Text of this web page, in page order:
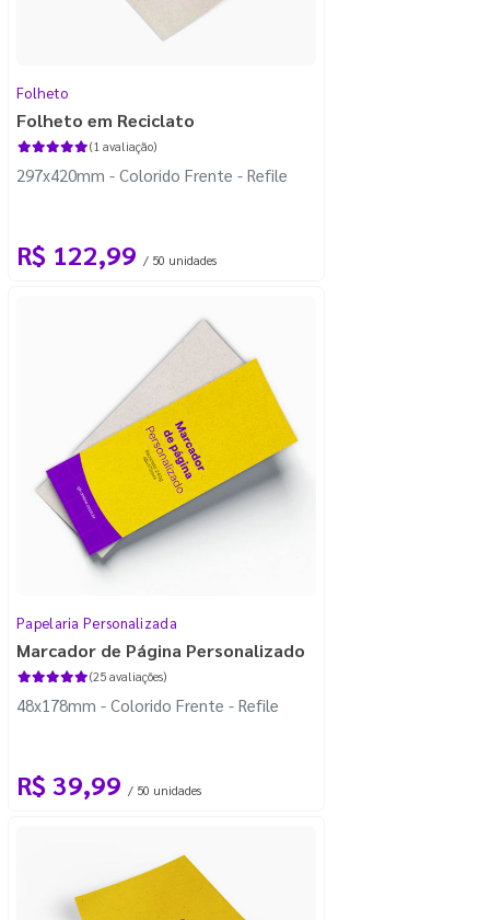
Folheto
Folheto em Reciclato
(1 avaliação)
297x420mm - Colorido Frente - Refile
R$ 122,99 / 50 unidades
Papelaria Personalizada
Marcador de Página Personalizado
(25 avaliações)
48x178mm - Colorido Frente - Refile
R$ 39,99 / 50 unidades